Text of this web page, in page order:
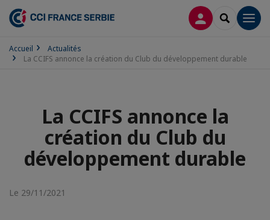
CONNEXION
Accueil
Actualités
La CCIFS annonce la création du Club du développement durable
La CCIFS annonce la
création du Club du
développement durable
Le 29/11/2021